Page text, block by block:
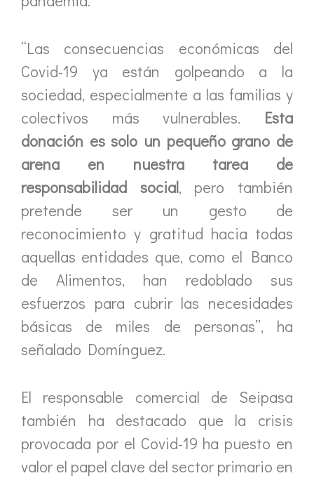
“Las consecuencias económicas del
Covid-19 ya están golpeando a la
sociedad, especialmente a las familias y
colectivos más vulnerables. Esta
donación es solo un pequeño grano de
arena en nuestra tarea de
responsabilidad social, pero también
pretende ser un gesto de
reconocimiento y gratitud hacia todas
aquellas entidades que, como el Banco
de Alimentos, han redoblado sus
esfuerzos para cubrir las necesidades
básicas de miles de personas”, ha
señalado Domínguez.
El responsable comercial de Seipasa
también ha destacado que la crisis
provocada por el Covid-19 ha puesto en
valor el papel clave del sector primario en